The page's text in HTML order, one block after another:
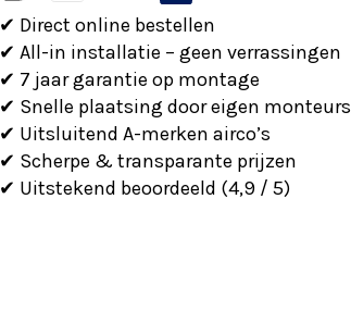
RXP
aantal
✔ Direct online bestellen
✔ All-in installatie – geen verrassingen
✔ 7 jaar garantie op montage
✔ Snelle plaatsing door eigen monteurs
✔ Uitsluitend A-merken airco’s
✔ Scherpe & transparante prijzen
✔ Uitstekend beoordeeld (4,9 / 5)